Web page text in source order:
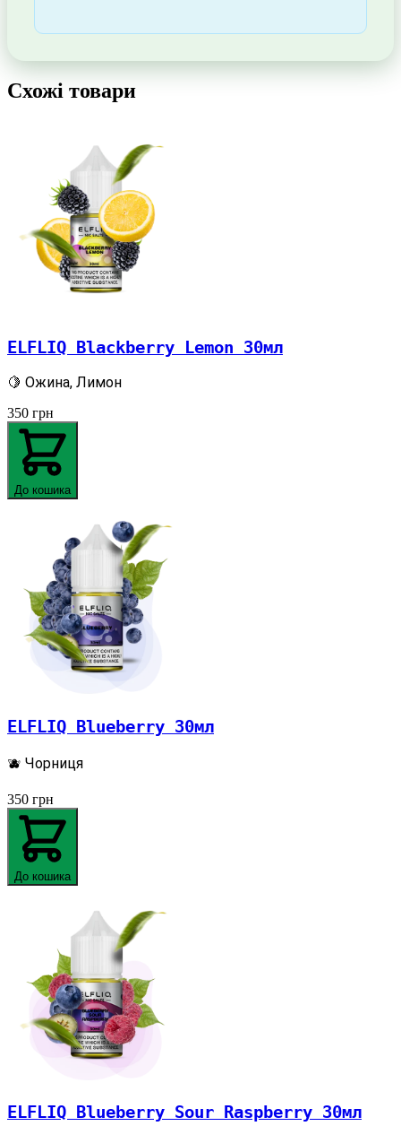
Схожі товари
ELFLIQ Blackberry Lemon 30мл
🍋 Ожина, Лимон
350 грн
До кошика
ELFLIQ Blueberry 30мл
🫐 Чорниця
350 грн
До кошика
ELFLIQ Blueberry Sour Raspberry 30мл